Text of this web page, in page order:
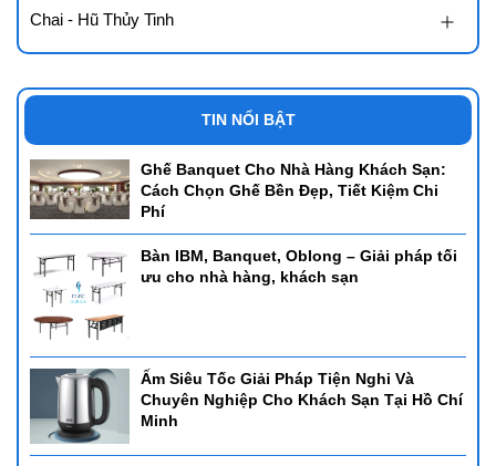
Chai - Hũ Thủy Tinh
TIN NỔI BẬT
Ghế Banquet Cho Nhà Hàng Khách Sạn:
Cách Chọn Ghế Bền Đẹp, Tiết Kiệm Chi
Phí
Bàn IBM, Banquet, Oblong – Giải pháp tối
ưu cho nhà hàng, khách sạn
Ấm Siêu Tốc Giải Pháp Tiện Nghi Và
Chuyên Nghiệp Cho Khách Sạn Tại Hồ Chí
Minh